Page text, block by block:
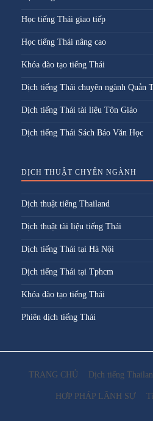
Học tiếng Thái giao tiếp
Học tiếng Thái nâng cao
Khóa đào tạo tiếng Thái
Dịch tiếng Thái chuyên ngành Quản
Dịch tiếng Thái tài liệu Tôn Giáo
Dịch tiếng Thái Sách Báo Văn Học
DỊCH THUẬT CHYÊN NGÀNH
Dịch thuật tiếng Thailand
Dịch thuật tài liệu tiếng Thái
Dịch tiếng Thái tại Hà Nội
Dịch tiếng Thái tại Tphcm
Khóa đào tạo tiếng Thái
Phiên dịch tiếng Thái
TRANG CHỦ Dịch tiếng
HỢP PHÁP LÃNH SỰ